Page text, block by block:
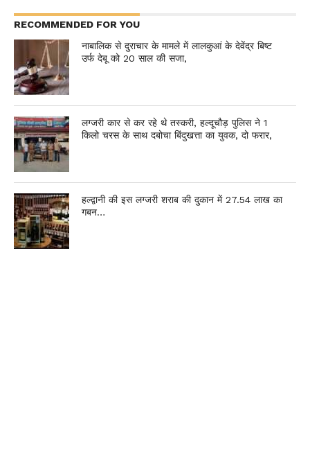
RECOMMENDED FOR YOU
नाबालिक से दुराचार के मामले में लालकुआं के देवेंद्र बिष्ट
उर्फ देबू को 20 साल की सजा,
लग्जरी कार से कर रहे थे तस्करी, हल्दूचौड़ पुलिस ने 1
किलो चरस के साथ दबोचा बिंदुखत्ता का युवक, दो फरार,
हल्द्वानी की इस लग्जरी शराब की दुकान में 27.54 लाख का
गबन…